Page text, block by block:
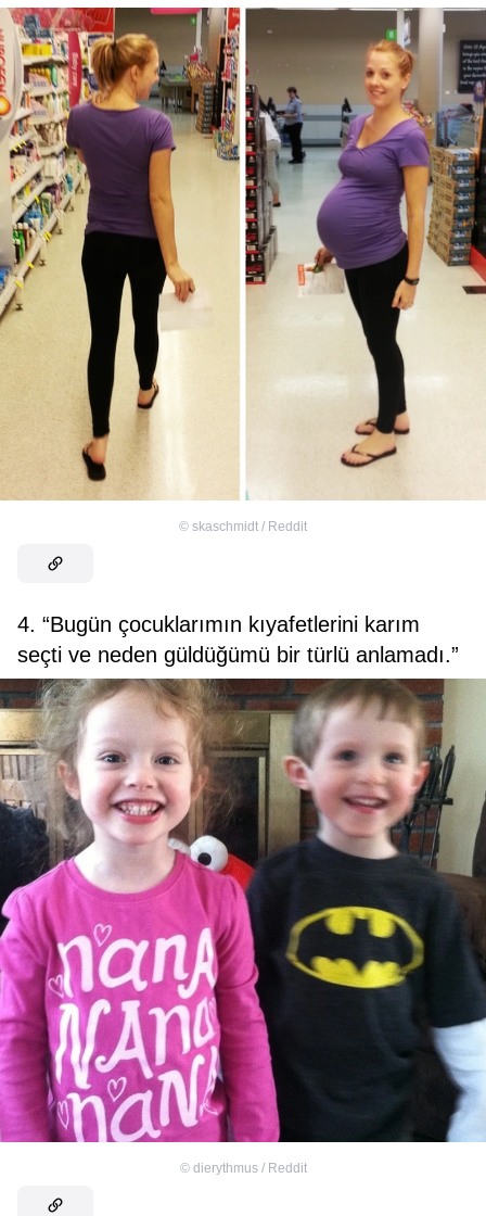
© skaschmidt / Reddit
4. “Bugün çocuklarımın kıyafetlerini karım
seçti ve neden güldüğümü bir türlü anlamadı.”
© dierythmus / Reddit